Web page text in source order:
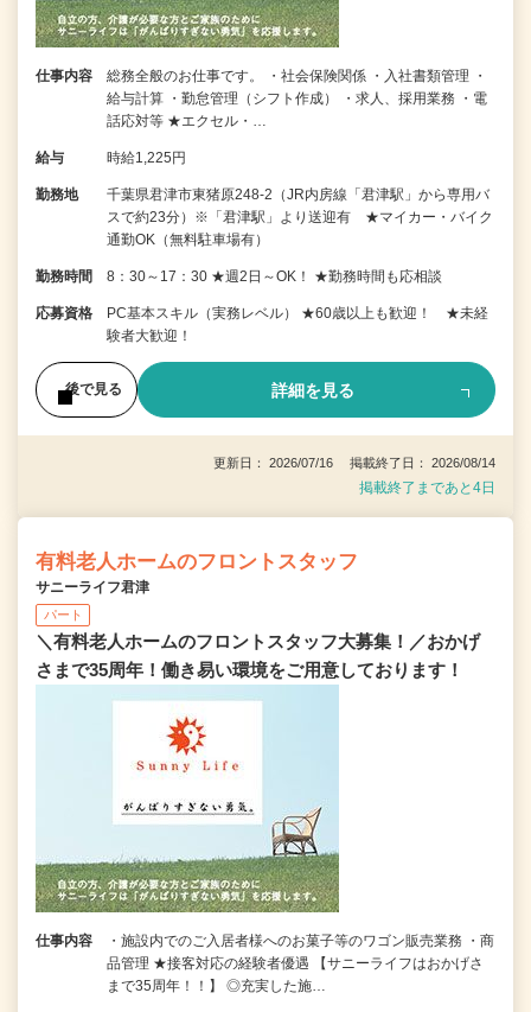
仕事内容
総務全般のお仕事です。 ・社会保険関係 ・入社書類管理 ・
給与計算 ・勤怠管理（シフト作成） ・求人、採用業務 ・電
話応対等 ★エクセル・…
給与 時給1,225円
勤務地
千葉県君津市東猪原248-2（JR内房線「君津駅」から専用バ
スで約23分）※「君津駅」より送迎有 ★マイカー・バイク
通勤OK（無料駐車場有）
勤務時間 8：30～17：30 ★週2日～OK！ ★勤務時間も応相談
応募資格
PC基本スキル（実務レベル） ★60歳以上も歓迎！ ★未経
験者大歓迎！
後で見る 詳細を見る
更新日： 2026/07/16 掲載終了日： 2026/08/14
掲載終了まであと4日
有料老人ホームのフロントスタッフ
サニーライフ君津
パート
＼有料老人ホームのフロントスタッフ大募集！／おかげ
さまで35周年！働き易い環境をご用意しております！
仕事内容
・施設内でのご入居者様へのお菓子等のワゴン販売業務 ・商
品管理 ★接客対応の経験者優遇 【サニーライフはおかげさ
まで35周年！！】 ◎充実した施…